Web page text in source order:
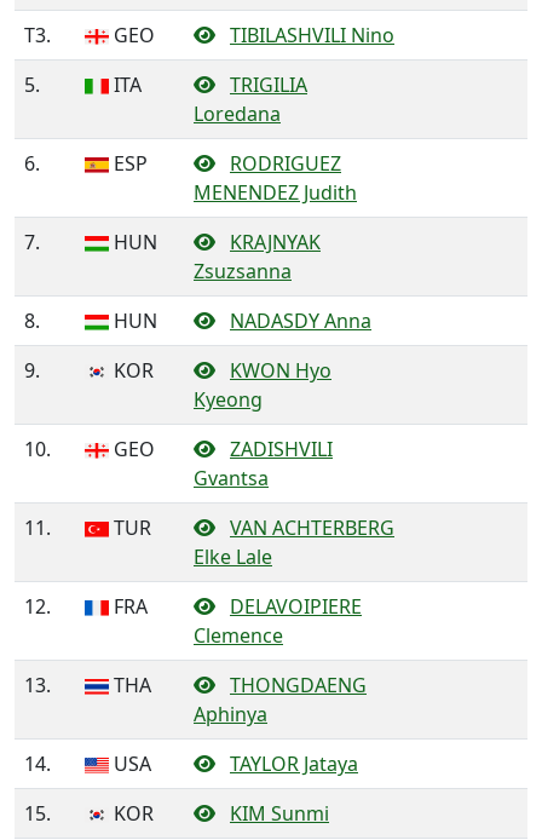
T3.
GEO
TIBILASHVILI Nino
5.
ITA
TRIGILIA
Loredana
6.
ESP
RODRIGUEZ
MENENDEZ Judith
7.
HUN
KRAJNYAK
Zsuzsanna
8.
HUN
NADASDY Anna
9.
KOR
KWON Hyo
Kyeong
10.
GEO
ZADISHVILI
Gvantsa
11.
TUR
VAN ACHTERBERG
Elke Lale
12.
FRA
DELAVOIPIERE
Clemence
13.
THA
THONGDAENG
Aphinya
14.
USA
TAYLOR Jataya
15.
KOR
KIM Sunmi